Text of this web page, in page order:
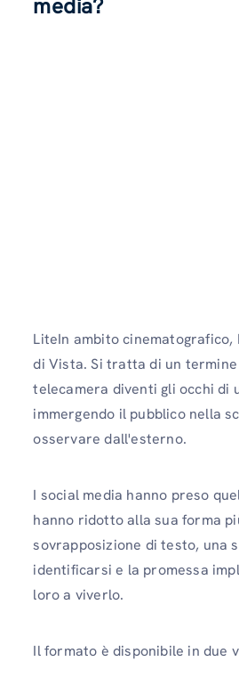
LiteIn ambito cinematografico,
di Vista. Si tratta di un
telecamera diventi gli occhi di
immergendo il pubblico nella
osservare dall'esterno.
I social media hanno preso
hanno ridotto alla sua forma
sovrapposizione di testo, una
identificarsi e la promessa
loro a viverlo.
Il formato è disponibile in due